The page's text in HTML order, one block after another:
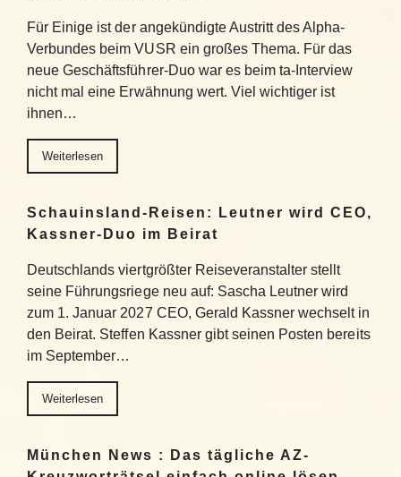
Für Einige ist der angekündigte Austritt des Alpha-
Verbundes beim VUSR ein großes Thema. Für das
neue Geschäftsführer-Duo war es beim ta-Interview
nicht mal eine Erwähnung wert. Viel wichtiger ist
ihnen…
Weiterlesen
Schauinsland-Reisen: Leutner wird CEO,
Kassner-Duo im Beirat
Deutschlands viertgrößter Reiseveranstalter stellt
seine Führungsriege neu auf: Sascha Leutner wird
zum 1. Januar 2027 CEO, Gerald Kassner wechselt in
den Beirat. Steffen Kassner gibt seinen Posten bereits
im September…
Weiterlesen
München News : Das tägliche AZ-